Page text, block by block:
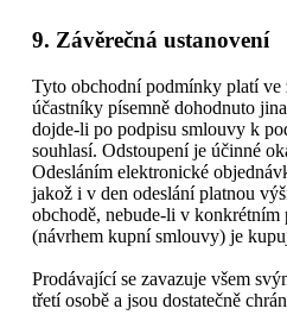
9. Závěrečná ustanovení
Tyto obchodní podmínky platí ve
účastníky písemně dohodnuto
dojde-li po podpisu smlouvy k
souhlasí. Odstoupení je účinné
Odesláním elektronické
jakož i v den odeslání platnou
obchodě, nebude-li v konkrétním
(návrhem kupní smlouvy) je
Prodávající se zavazuje všem
třetí osobě a jsou dostatečně